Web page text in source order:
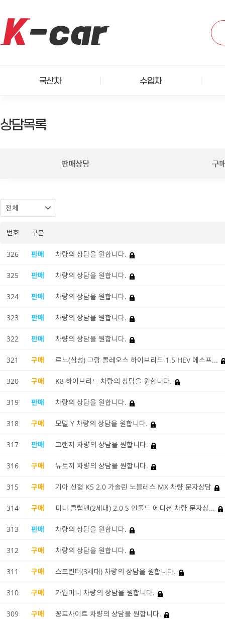
국산차 수입차
상담목록
판매상담 구
번호 구분
326 판매 차량의 상담을 원합니다.
325 판매 차량의 상담을 원합니다.
324 판매 차량의 상담을 원합니다.
323 판매 차량의 상담을 원합니다.
322 판매 차량의 상담을 원합니다.
321 구매 르노(삼성) 그랑 콜레오스 하이브리드 1.5 HEV 에스프...
320 구매 K8 하이브리드 차량의 상담을 원합니다.
319 판매 차량의 상담을 원합니다.
318 구매 모델 Y 차량의 상담을 원합니다.
317 판매 그랜저 차량의 상담을 원합니다.
316 구매 뉴토끼 차량의 상담을 원합니다.
315 구매 기아 신형 K5 2.0 가솔린 노블레스 MX 차량 문자상담
314 구매 미니 클럽맨(2세대) 2.0 S 언톨드 에디션 차량 문자상...
313 판매 차량의 상담을 원합니다.
312 구매 차량의 상담을 원합니다.
311 구매 스프린터(3세대) 차량의 상담을 원합니다.
310 구매 가입머니 차량의 상담을 원합니다.
309 구매 꽁포사이트 차량의 상담을 원합니다.